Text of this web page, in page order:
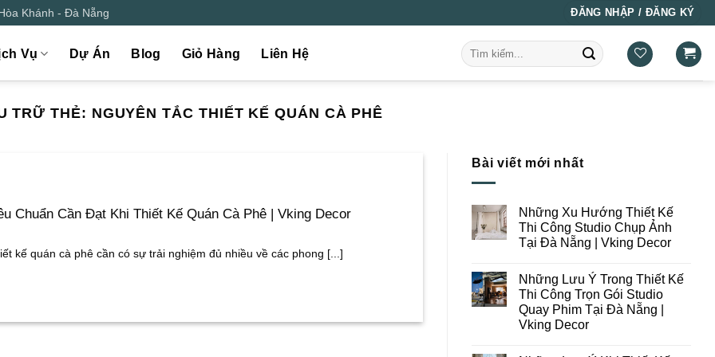
Khánh - Đà Nẵng ĐĂNG NHẬP / ĐĂNG KÝ
Vụ Dự Án Blog Giỏ Hàng Liên Hệ
Tìm
kiếm:
TRỮ THẺ: NGUYÊN TẮC THIẾT KẾ QUÁN CÀ PHÊ
Chuẩn Cần Đạt Khi Thiết Kế Quán Cà Phê | Vking Decor
kế quán cà phê cần có sự trải nghiệm đủ nhiều về các phong [...]
Bài viết mới nhất
Những Xu Hướng Thiết Kế
Thi Công Studio Chụp Ảnh
Tại Đà Nẵng | Vking Decor
bình
luận
ở
Những
Xu
Hướng
Những Lưu Ý Trong Thiết Kế
Thi Công Trọn Gói Studio
Quay Phim Tại Đà Nẵng |
Vking Decor